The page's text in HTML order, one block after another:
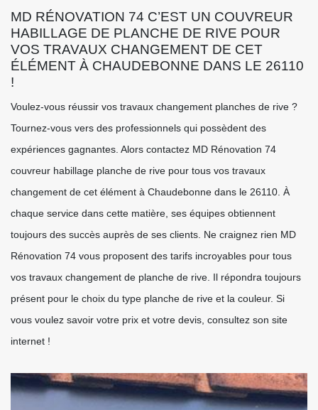
MD RÉNOVATION 74 C’EST UN COUVREUR
HABILLAGE DE PLANCHE DE RIVE POUR
VOS TRAVAUX CHANGEMENT DE CET
ÉLÉMENT À CHAUDEBONNE DANS LE 26110
!
Voulez-vous réussir vos travaux changement planches de rive ?
Tournez-vous vers des professionnels qui possèdent des
expériences gagnantes. Alors contactez MD Rénovation 74
couvreur habillage planche de rive pour tous vos travaux
changement de cet élément à Chaudebonne dans le 26110. À
chaque service dans cette matière, ses équipes obtiennent
toujours des succès auprès de ses clients. Ne craignez rien MD
Rénovation 74 vous proposent des tarifs incroyables pour tous
vos travaux changement de planche de rive. Il répondra toujours
présent pour le choix du type planche de rive et la couleur. Si
vous voulez savoir votre prix et votre devis, consultez son site
internet !